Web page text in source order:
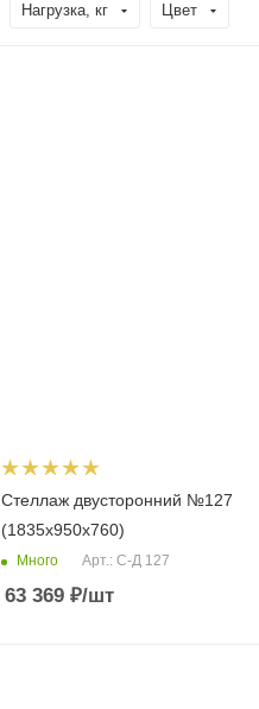
Нагрузка, кг Цвет
Стеллаж двусторонний №127
(1835х950х760)
Много Арт.: С-Д 127
63 369 ₽/шт